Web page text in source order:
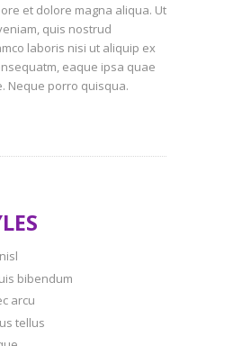
et dolore magna aliqua. Ut
quis nostrud
laboris nisi ut aliquip ex
eaque ipsa quae
Neque porro quisqua.
bibendum
arcu
tellus